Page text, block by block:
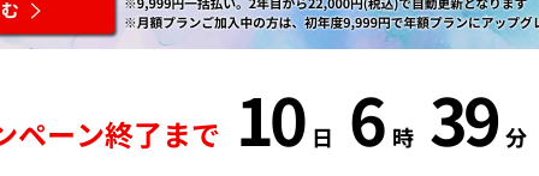
ペーン終了まで 10 日 6 時 39 分